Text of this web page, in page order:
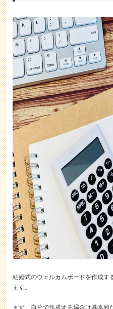
結婚式のウェルカムボードを作成す
ます。
まず、自分で作成する場合は基本的